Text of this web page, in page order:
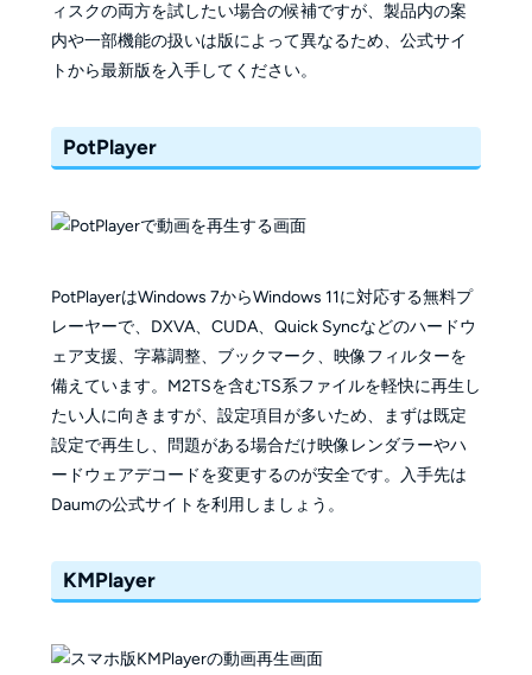
ィスクの両方を試したい場合の候補ですが、製品内の案
内や一部機能の扱いは版によって異なるため、公式サイ
トから最新版を入手してください。
PotPlayer
PotPlayerはWindows 7からWindows 11に対応する無料プ
レーヤーで、DXVA、CUDA、Quick Syncなどのハードウ
ェア支援、字幕調整、ブックマーク、映像フィルターを
備えています。M2TSを含むTS系ファイルを軽快に再生し
たい人に向きますが、設定項目が多いため、まずは既定
設定で再生し、問題がある場合だけ映像レンダラーやハ
ードウェアデコードを変更するのが安全です。入手先は
Daumの公式サイトを利用しましょう。
KMPlayer